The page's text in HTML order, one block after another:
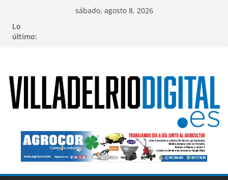
contenido
sábado, agosto 8, 2026
Lo
último: